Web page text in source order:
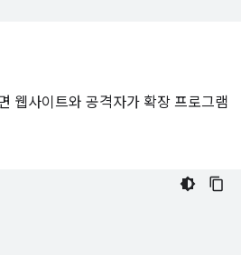
웹사이트와 공격자가 확장 프로그램